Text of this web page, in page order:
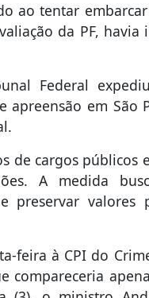
ao tentar
da PF, havia
Federal
apreensão em São
de cargos públicos
A medida
valores
feira à CPI do